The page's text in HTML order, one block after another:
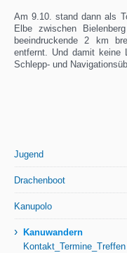
Am 9.10. stand dann als
Elbe zwischen
beeindruckende 2 km
entfernt. Und damit keine
Schlepp- und
Jugend
Drachenboot
Kanupolo
›
Kanuwandern
Kontakt_Termine_Treffen